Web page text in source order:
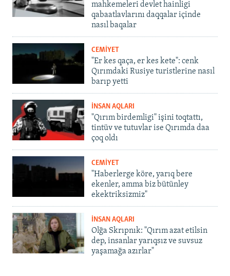
mahkemeleri devlet hainligi
qabaatlavlarını daqqalar içinde
nasıl baqalar
CEMİYET
"Er kes qaça, er kes kete": cenk
Qırımdaki Rusiye turistlerine nasıl
barıp yetti
İNSAN AQLARI
"Qırım birdemligi" işini toqtattı,
tintüv ve tutuvlar ise Qırımda daa
çoq oldı
CEMİYET
"Haberlerge köre, yarıq bere
ekenler, amma biz bütünley
ekektriksizmiz"
İNSAN AQLARI
Olğa Skrıpnık: "Qırım azat etilsin
dep, insanlar yarıqsız ve suvsuz
yaşamağa azırlar"